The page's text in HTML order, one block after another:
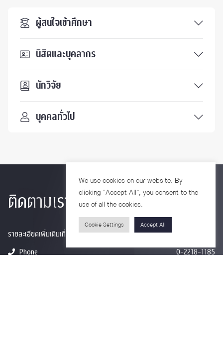
ผู้สนใจเข้าศึกษา
นิสิตและบุคลากร
นักวิจัย
บุคคลทั่วไป
ติดตามเรา
รายละเอียดเพิ่มเติมเกี่ยวกับคณะ ติดตามข่าวสารคณะ
Phone
0-2218-1185
We use cookies on our website. By
clicking “Accept All”, you consent to the
use of all the cookies.
Cookie Settings Accept All